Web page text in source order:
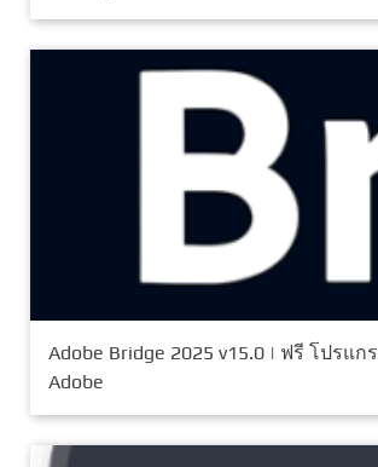
Adobe Bridge 2025 v15.0 | ฟรี โปรแก
Adobe